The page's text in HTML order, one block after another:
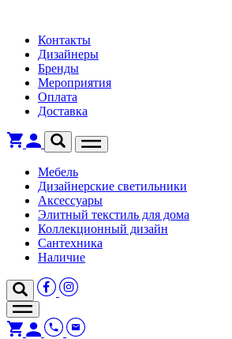
Контакты
Дизайнеры
Бренды
Мероприятия
Оплата
Доставка
Мебель
Дизайнерские светильники
Аксессуары
Элитный текстиль для дома
Коллекционный дизайн
Сантехника
Наличие